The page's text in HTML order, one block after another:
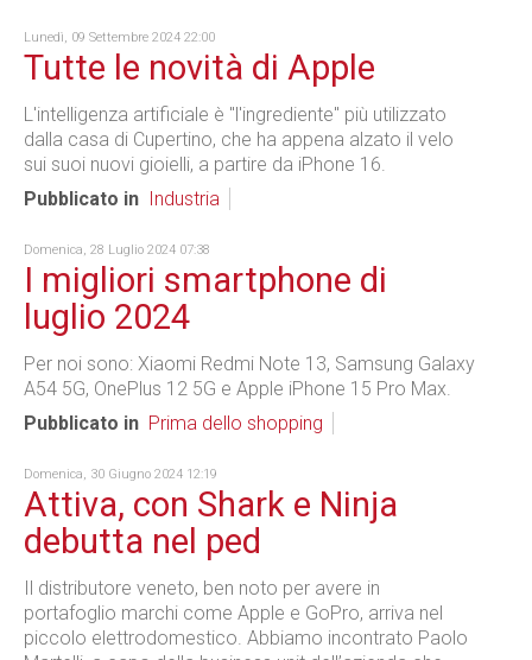
Lunedì, 09 Settembre 2024 22:00
Tutte le novità di Apple
L'intelligenza artificiale è "l'ingrediente" più utilizzato
dalla casa di Cupertino, che ha appena alzato il velo
sui suoi nuovi gioielli, a partire da iPhone 16.
Pubblicato in
Industria
Domenica, 28 Luglio 2024 07:38
I migliori smartphone di
luglio 2024
Per noi sono: Xiaomi Redmi Note 13, Samsung Galaxy
A54 5G, OnePlus 12 5G e Apple iPhone 15 Pro Max.
Pubblicato in Prima dello shopping
Domenica, 30 Giugno 2024 12:19
Attiva, con Shark e Ninja
debutta nel ped
Il distributore veneto, ben noto per avere in
portafoglio marchi come Apple e GoPro, arriva nel
piccolo elettrodomestico. Abbiamo incontrato Paolo